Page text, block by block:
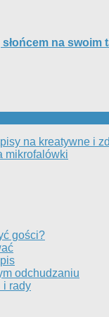
na swoim
na kreatywne i
mikrofalówki
gości?
odchudzaniu
i rady